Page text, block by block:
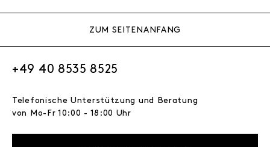
ZUM SEITENANFANG
+49 40 8535 8525
Telefonische Unterstützung und Beratung
von Mo-Fr 10:00 - 18:00 Uhr